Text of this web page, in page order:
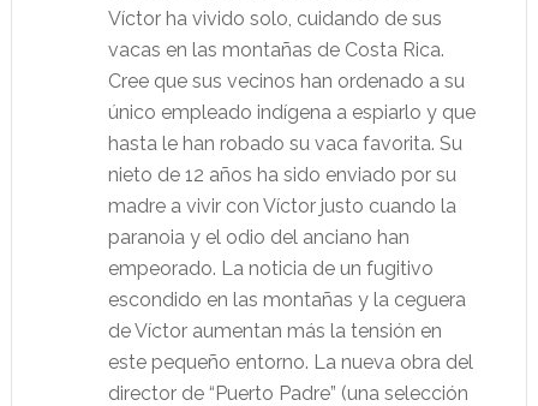
Víctor ha vivido solo, cuidando de sus
vacas en las montañas de Costa Rica.
Cree que sus vecinos han ordenado a su
único empleado indígena a espiarlo y que
hasta le han robado su vaca favorita. Su
nieto de 12 años ha sido enviado por su
madre a vivir con Víctor justo cuando la
paranoia y el odio del anciano han
empeorado. La noticia de un fugitivo
escondido en las montañas y la ceguera
de Víctor aumentan más la tensión en
este pequeño entorno. La nueva obra del
director de “Puerto Padre” (una selección